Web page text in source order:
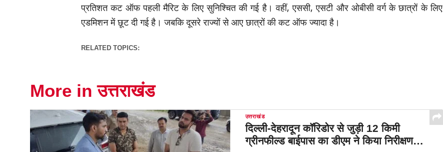
प्रतिशत कट ऑफ पहली मैरिट के लिए सुनिश्चित की गई है। वहीं, एससी, एसटी और ओबीसी वर्ग के छात्रों के लिए
एडमिशन में छूट दी गई है। जबकि दूसरे राज्यों से आए छात्रों की कट ऑफ ज्यादा है।
RELATED TOPICS:
More in उत्तराखंड
उत्तराखंड
दिल्ली-देहरादून कॉरिडोर से जुड़ी 12 किमी
ग्रीनफील्ड बाईपास का डीएम ने किया निरीक्षण…